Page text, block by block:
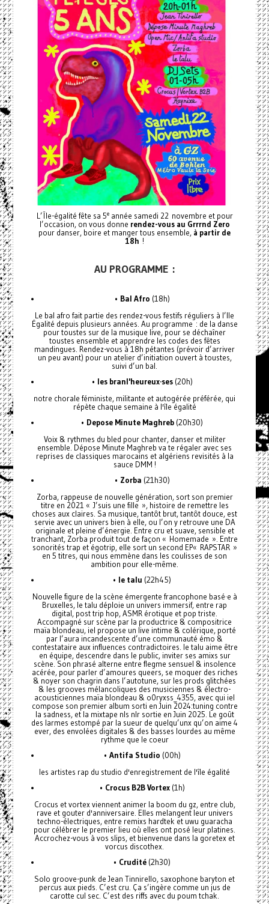
L’Île-égalité fête sa 5eannée samedi 22 novembre et pour
l’occasion, on vous donne rendez-vous au Grrrnd Zero
pour danser, boire et manger tous ensemble, à partir de
18h !
AU PROGRAMME :
• Bal Afro (18h)
Le bal afro fait partie des rendez-vous festifs réguliers à l’Ile
Égalité depuis plusieurs années. Au programme : de la danse
pour toustes sur de la musique live, pour se déchaîner
toustes ensemble et apprendre les codes des fêtes
mandingues. Rendez-vous à 18h pétantes (prévoir d’arriver
un peu avant) pour un atelier d’initiation ouvert à toustes,
suivi d’un bal.
• les branl'heureux·ses(20h)
notre chorale féministe, militante et autogérée préférée, qui
répète chaque semaine à l'île égalité
• Depose Minute Maghreb (20h30)
Voix & rythmes du bled pour chanter, danser et militer
ensemble. Dépose Minute Maghreb va te régaler avec ses
reprises de classiques marocains et algériens revisités à la
sauce DMM !
• Zorba (21h30)
Zorba, rappeuse de nouvelle génération, sort son premier
titre en 2021 « J’suis une fille », histoire de remettre les
choses aux claires. Sa musique, tantôt brut, tantôt douce, est
servie avec un univers bien à elle, ou l’on y retrouve une DA
originale et pleine d’énergie. Entre cru et suave, sensible et
tranchant, Zorba produit tout de façon « Homemade ». Entre
sonorités trap et égotrip, elle sort un second EP« RAPSTAR »
en 5 titres, qui nous emmène dans les coulisses de son
ambition pour elle-même.
• le talu (22h45)
Nouvelle figure de la scène émergente francophone basé·e à
Bruxelles, le talu déploie un univers immersif, entre rap
digital, post trip hop, ASMR érotique et pop triste.
Accompagné sur scène par la productrice & compositrice
maïa blondeau, iel propose un live intime & colérique, porté
par l’aura incandescente d’une communauté émo &
contestataire aux influences contradictoires. le talu aime être
en équipe, descendre dans le public, inviter ses amixs sur
scène. Son phrasé alterne entre flegme sensuel & insolence
acérée, pour parler d’amoures queers, se moquer des riches
& noyer son chagrin dans l’autotune, sur les prods glitchées
& les grooves mélancoliques des musiciennes & électro-
acousticiennes maïa blondeau & o0ryxss_4355, avec qui iel
compose son premier album sorti en Juin 2024:tuning contre
la sadness, et la mixtape nls nlr sortie en Juin 2025. Le goût
des larmes estompé par la sueur de quelqu’unx qu’on aime 4
ever, des envolées digitales & des basses lourdes au même
rythme que le coeur
• Antifa Studio (00h)
les artistes rap du studio d'enregistrement de l'île égalité
• Crocus B2B Vortex(1h)
Crocus et vortex viennent animer la boom du gz, entre club,
rave et gouter d'anniversaire. Elles melangent leur univers
techno-électriques, entre remixs hardtek et uwu guaracha
pour célébrer le premier lieu où elles ont posé leur platines.
Accrochez-vous à vos slips, et bienvenue dans la goretex et
vorcus discothex.
• Crudité (2h30)
Solo groove-punk de Jean Tinnirello, saxophone baryton et
percus aux pieds. C’est cru. Ça s’ingère comme un jus de
carotte cul sec. C’est des riffs avec du poum tchak.